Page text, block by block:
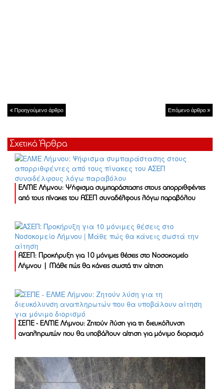
Προηγούμενο άρθρο Επόμενο άρθρο
Σχετικά Άρθρα
ΕΛΜΕ Λήμνου: Ψήφισμα συμπαράστασης στους απορριθφέντες
από τους πίνακες του ΑΣΕΠ συναδέλφους λόγω παραβόλου
ΑΣΕΠ: Προκήρυξη για 10 μόνιμες θέσεις στο Νοσοκομείο
Λήμνου | Μάθε πώς θα κάνεις σωστά την αίτηση
ΣΕΠΕ - ΕΛΜΕ Λήμνου: Ζητούν λύση για τη διευκόλυνση
αναπληρωτών που θα υποβάλουν αίτηση για μόνιμο διορισμό